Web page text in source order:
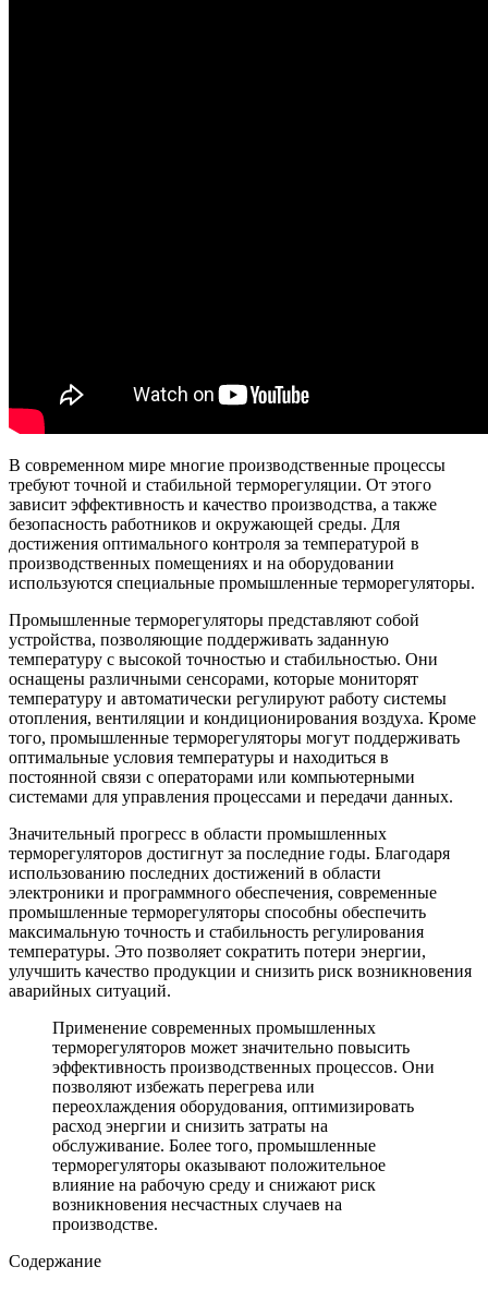
В современном мире многие производственные процессы
требуют точной и стабильной терморегуляции. От этого
зависит эффективность и качество производства, а также
безопасность работников и окружающей среды. Для
достижения оптимального контроля за температурой в
производственных помещениях и на оборудовании
используются специальные промышленные терморегуляторы.
Промышленные терморегуляторы представляют собой
устройства, позволяющие поддерживать заданную
температуру с высокой точностью и стабильностью. Они
оснащены различными сенсорами, которые мониторят
температуру и автоматически регулируют работу системы
отопления, вентиляции и кондиционирования воздуха. Кроме
того, промышленные терморегуляторы могут поддерживать
оптимальные условия температуры и находиться в
постоянной связи с операторами или компьютерными
системами для управления процессами и передачи данных.
Значительный прогресс в области промышленных
терморегуляторов достигнут за последние годы. Благодаря
использованию последних достижений в области
электроники и программного обеспечения, современные
промышленные терморегуляторы способны обеспечить
максимальную точность и стабильность регулирования
температуры. Это позволяет сократить потери энергии,
улучшить качество продукции и снизить риск возникновения
аварийных ситуаций.
Применение современных промышленных
терморегуляторов может значительно повысить
эффективность производственных процессов. Они
позволяют избежать перегрева или
переохлаждения оборудования, оптимизировать
расход энергии и снизить затраты на
обслуживание. Более того, промышленные
терморегуляторы оказывают положительное
влияние на рабочую среду и снижают риск
возникновения несчастных случаев на
производстве.
Содержание